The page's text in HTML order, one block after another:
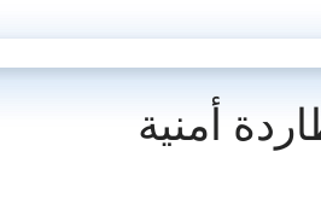
أمنية